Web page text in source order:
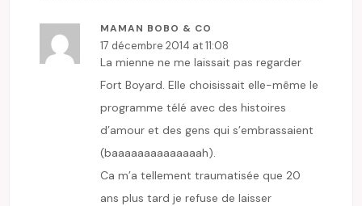
MAMAN BOBO & CO
17 décembre 2014 at 11:08
La mienne ne me laissait pas regarder
Fort Boyard. Elle choisissait elle-même le
programme télé avec des histoires
d’amour et des gens qui s’embrassaient
(baaaaaaaaaaaaaah).
Ca m’a tellement traumatisée que 20
ans plus tard je refuse de laisser